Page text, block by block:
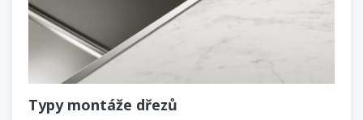
Typy montáže dřezů